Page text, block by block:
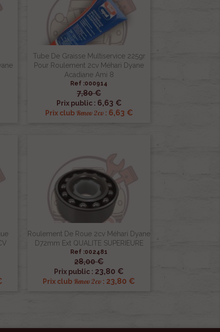
Tube De Graisse Multiservice 225gr
Pour Roulement 2cv Méhari Dyane
Acadiane Ami 8
Ref :000914
7,80 €
Prix public : 6,63 €
Prix club Renov 2cv: 6,63 €
 Aperçu rapide
Roulement De Roue 2cv Méhari Dyane
D72mm Ext QUALITE SUPERIEURE
Ref :002481
28,00 €
Prix public : 23,80 €
Prix club Renov 2cv : 23,80 €
 Aperçu rapide